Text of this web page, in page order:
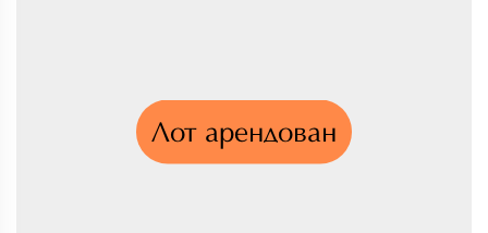
Лот арендован